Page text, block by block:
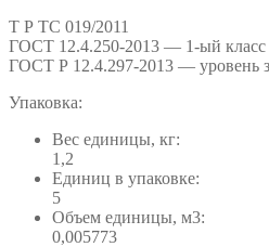
Т Р ТС 019/2011
ГОСТ 12.4.250-2013 — 1-ый класс
ГОСТ Р 12.4.297-2013 — уровень
Упаковка:
Вес единицы, кг:
1,2
Единиц в упаковке:
5
Объем единицы, м3:
0,005773